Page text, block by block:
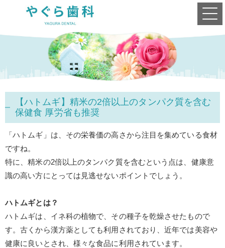
【ハトムギ】精米の2倍以上のタンパク質を含む
保健食 厚労省も推奨
「ハトムギ」は、その栄養価の高さから注目を集めている食材
ですね。
特に、精米の2倍以上のタンパク質を含むという点は、健康意
識の高い方にとっては見逃せないポイントでしょう。
ハトムギとは？
ハトムギは、イネ科の植物で、その種子を乾燥させたもので
す。古くから漢方薬としても利用されており、近年では美容や
健康に良いとされ、様々な食品に利用されています。